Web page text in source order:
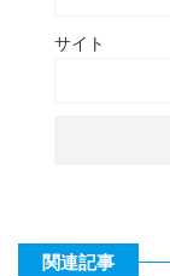
サイト
関連記事